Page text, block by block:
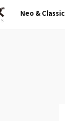
Neo & Classic